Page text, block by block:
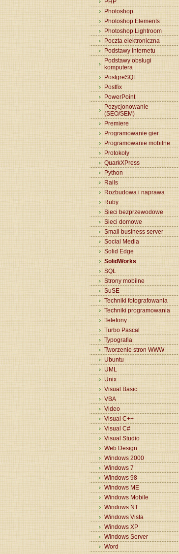
PHP
Photoshop
Photoshop Elements
Photoshop Lightroom
Poczta elektroniczna
Podstawy internetu
Podstawy obsługi
komputera
PostgreSQL
Postfix
PowerPoint
Pozycjonowanie
(SEO/SEM)
Premiere
Programowanie gier
Programowanie mobilne
Protokoły
QuarkXPress
Python
Rails
Rozbudowa i naprawa
Ruby
Sieci bezprzewodowe
Sieci domowe
Small business server
Social Media
Solid Edge
SolidWorks
SQL
Strony mobilne
SuSE
Techniki fotografowania
Techniki programowania
Telefony
Turbo Pascal
Typografia
Tworzenie stron WWW
Ubuntu
UML
Unix
Visual Basic
VBA
Video
Visual C++
Visual C#
Visual Studio
Web Design
Windows 2000
Windows 7
Windows 98
Windows ME
Windows Mobile
Windows NT
Windows Vista
Windows XP
Windows Server
Word